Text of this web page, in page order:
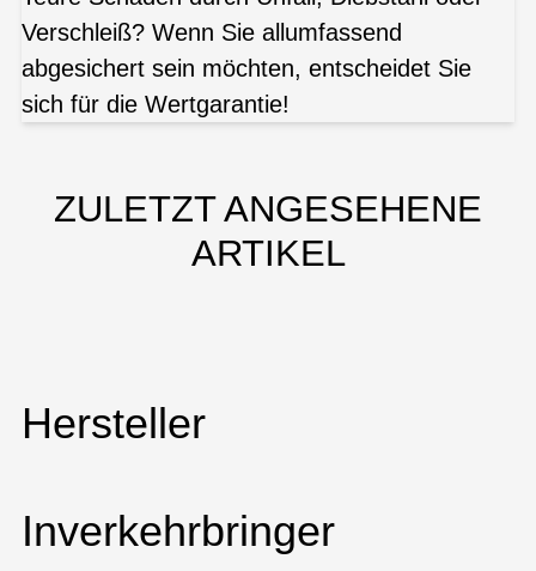
Verschleiß? Wenn Sie allumfassend
abgesichert sein möchten, entscheidet Sie
sich für die Wertgarantie!
ZULETZT ANGESEHENE
ARTIKEL
Hersteller
Inverkehrbringer